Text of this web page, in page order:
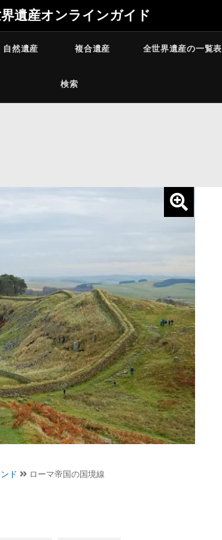
遺産オンラインガイド
自然遺産 複合遺産 全世界遺産の一覧表
検索
ド ローマ帝国の国境線